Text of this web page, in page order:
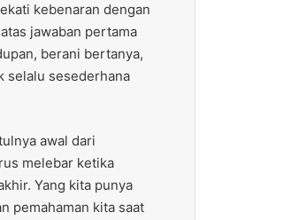
kebenaran dengan
jawaban pertama
berani bertanya,
selalu sesederhana
awal dari
melebar ketika
Yang kita punya
pemahaman kita saat